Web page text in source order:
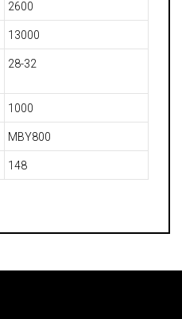
2600
13000
28-32
1000
MBY800
148